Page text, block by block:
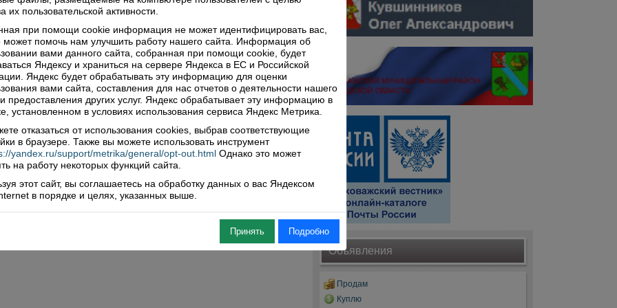
что по результатам прошлого сезона победителем
были спортсмены Верховажской средней школы.
БАСОВ
(0)
комментарий
Объявления
Продам
Куплю
их пользовательской активности.
при помощи cookie информация не может идентифицировать вас,
может помочь нам улучшить работу нашего сайта. Информация об
вами данного сайта, собранная при помощи cookie, будет
Яндексу и храниться на сервере Яндекса в ЕС и Российской
Яндекс будет обрабатывать эту информацию для оценки
вами сайта, составления для нас отчетов о деятельности нашего
предоставления других услуг. Яндекс обрабатывает эту информацию в
установленном в условиях использования сервиса Яндекс Метрика.
отказаться от использования cookies, выбрав соответствующие
в браузере. Также вы можете использовать инструмент
yandex.ru/support/metrika/general/opt-out.html Однако это может
на работу некоторых функций сайта.
этот сайт, вы соглашаетесь на обработку данных о вас Яндексом
в порядке и целях, указанных выше.
Принять Подробно